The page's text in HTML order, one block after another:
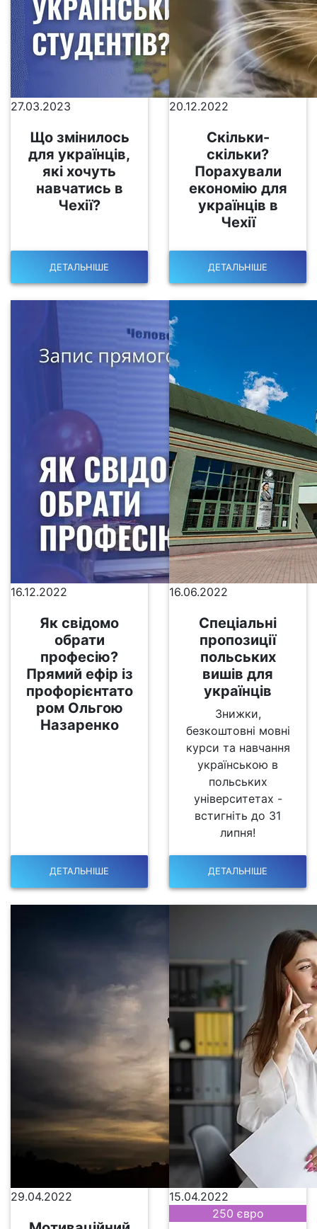
27.03.2023
Що змінилось
для українців,
які хочуть
навчатись в
Чехії?
ДЕТАЛЬНІШЕ
20.12.2022
Скільки-
скільки?
Порахували
економію для
українців в
Чехії
ДЕТАЛЬНІШЕ
16.12.2022
Як свідомо
обрати
професію?
Прямий ефір із
профорієнтато
ром Ольгою
Назаренко
ДЕТАЛЬНІШЕ
16.06.2022
Спеціальні
пропозиції
польських
вишів для
українців
Знижки,
безкоштовні мовні
курси та навчання
українською в
польських
університетах -
встигніть до 31
липня!
ДЕТАЛЬНІШЕ
29.04.2022
15.04.2022
250 євро